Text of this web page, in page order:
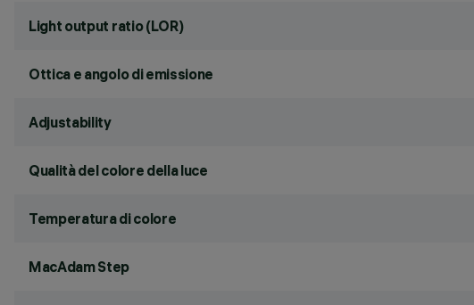
Light output ratio (LOR)
Ottica e angolo di emissione
Adjustability
Qualità del colore della luce
Temperatura di colore
MacAdam Step